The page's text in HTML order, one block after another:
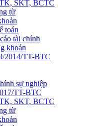
SKT, BCTC
từ
toán
tài chính
khoán
2014/TT-BTC
sự nghiệp
TT-BTC
SKT, BCTC
từ